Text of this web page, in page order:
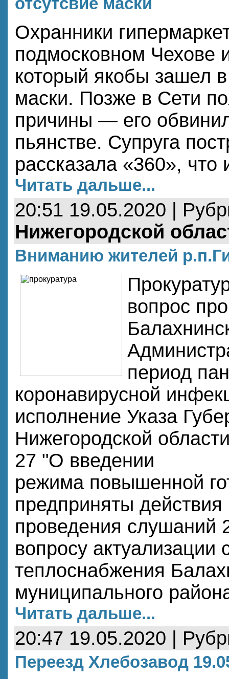
Охранники
подмосковном Чехове
который якобы зашел
маски. Позже в Сети
причины — его
пьянстве. Супруга
рассказала «360»,
Читать дальше...
20:51 19.05.2020 |
Нижегородской
Вниманию жителей
вопрос
период
коронавирусной
исполнение Указа
Нижегородской
27 "О введении
режима повышенной
предприняты
проведения слушаний
вопросу aктуализации
теплоснабжения
муниципального
Читать дальше...
20:47 19.05.2020 |
Переезд Хлебозавод